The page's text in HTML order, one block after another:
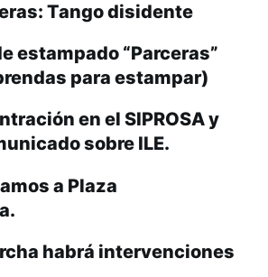
Tango disidente
estampado “Parceras”
para estampar)
en el SIPROSA y
sobre ILE.
a Plaza
habrá intervenciones